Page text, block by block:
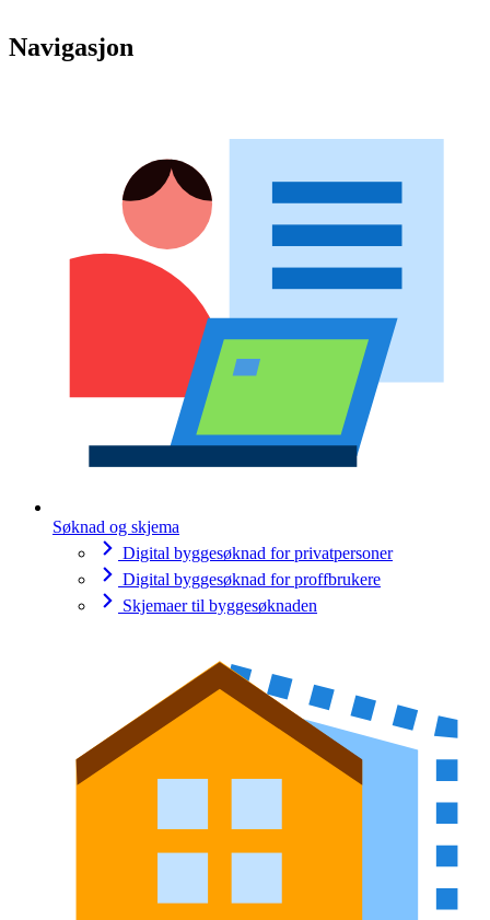
Navigasjon
Søknad og skjema
Digital byggesøknad for privatpersoner
Digital byggesøknad for proffbrukere
Skjemaer til byggesøknaden